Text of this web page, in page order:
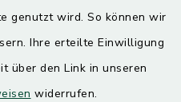
genutzt wird. So können wir
Ihre erteilte Einwilligung
über den Link in unseren
widerrufen.